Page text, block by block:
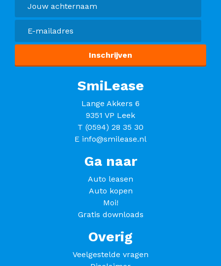
SmiLease
Lange Akkers 6
9351 VP Leek
T (0594) 28 35 30
E info@smilease.nl
Ga naar
Auto leasen
Auto kopen
Moi!
Gratis downloads
Overig
Veelgestelde vragen